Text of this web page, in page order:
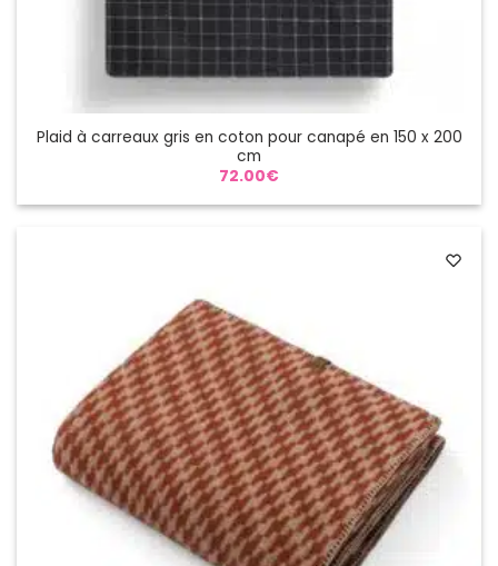
Plaid à carreaux gris en coton pour canapé en 150 x 200
cm
72.00€